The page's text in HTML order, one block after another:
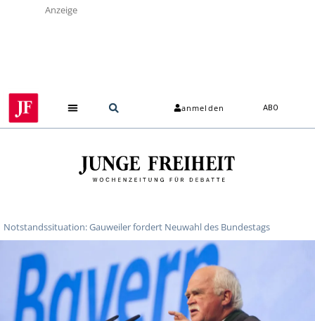
Anzeige
anmelden ABO
Notstandssituation: Gauweiler fordert Neuwahl des Bundestags